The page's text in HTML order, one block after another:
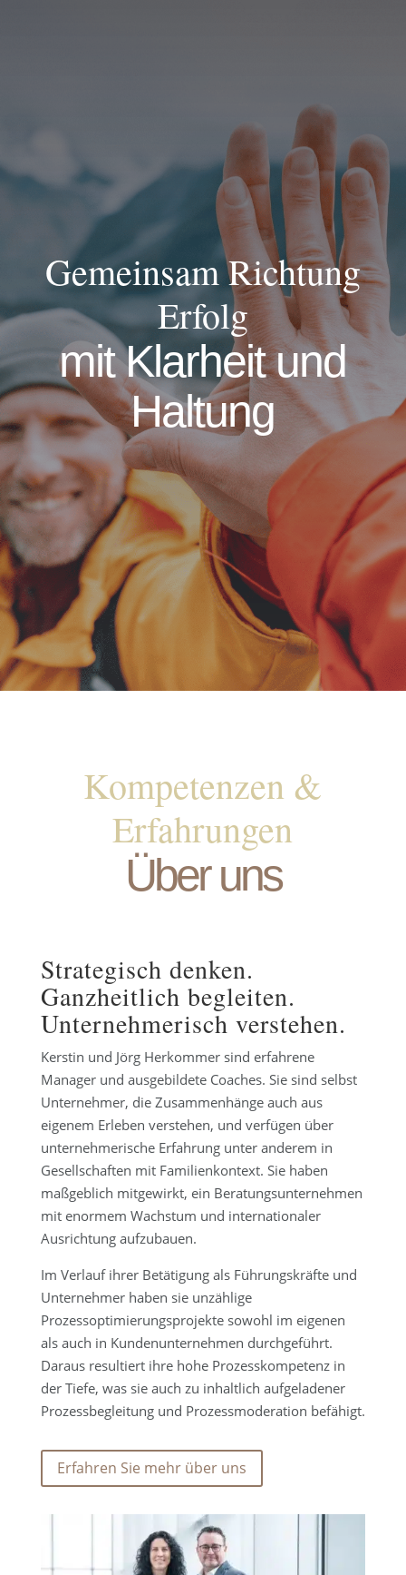
Gemeinsam Richtung
Erfolg
mit Klarheit und
Haltung
Kompetenzen &
Erfahrungen
Über uns
Strategisch denken.
Ganzheitlich begleiten.
Unternehmerisch verstehen.
Kerstin und Jörg Herkommer sind erfahrene
Manager und ausgebildete Coaches. Sie sind selbst
Unternehmer, die Zusammenhänge auch aus
eigenem Erleben verstehen, und verfügen über
unternehmerische Erfahrung unter anderem in
Gesellschaften mit Familienkontext. Sie haben
maßgeblich mitgewirkt, ein Beratungsunternehmen
mit enormem Wachstum und internationaler
Ausrichtung aufzubauen.
Im Verlauf ihrer Betätigung als Führungskräfte und
Unternehmer haben sie unzählige
Prozessoptimierungsprojekte sowohl im eigenen
als auch in Kundenunternehmen durchgeführt.
Daraus resultiert ihre hohe Prozesskompetenz in
der Tiefe, was sie auch zu inhaltlich aufgeladener
Prozessbegleitung und Prozessmoderation befähigt.
Erfahren Sie mehr über uns